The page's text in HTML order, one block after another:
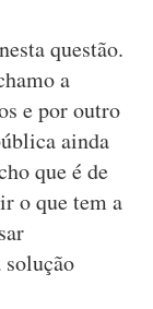
questão.
a
e por outro
ainda
que é de
o que tem a
solução